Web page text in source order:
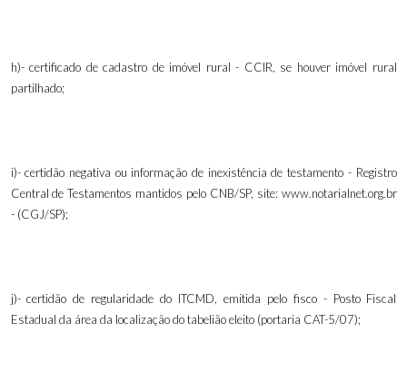
h)- certificado de cadastro de imóvel rural - CCIR, se houver imóvel rural
partilhado;
i)- certidão negativa ou informação de inexistência de testamento - Registro
Central de Testamentos mantidos pelo CNB/SP, site: www.notarialnet.org.br
- (CGJ/SP);
j)- certidão de regularidade do ITCMD, emitida pelo fisco - Posto Fiscal
Estadual da área da localização do tabelião eleito (portaria CAT-5/07);